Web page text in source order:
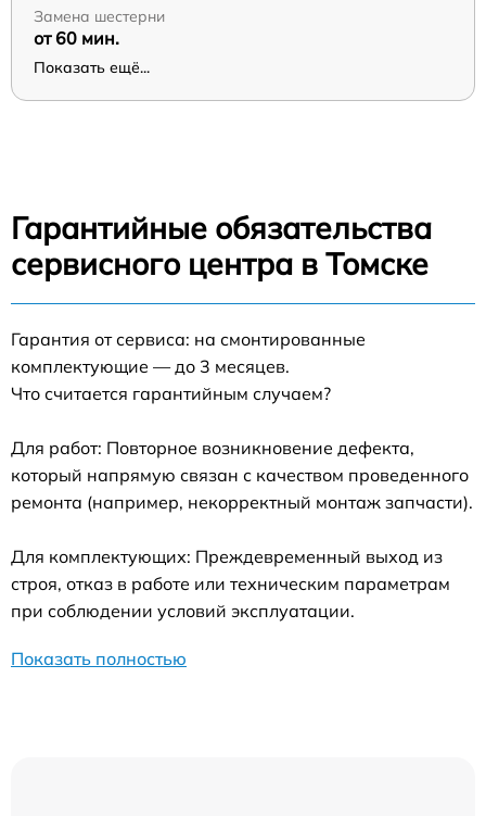
Замена шестерни
от 60 мин.
Показать ещё...
Гарантийные обязательства
сервисного центра в Томске
Гарантия от сервиса: на смонтированные
комплектующие — до 3 месяцев.
Что считается гарантийным случаем?
Для работ: Повторное возникновение дефекта,
который напрямую связан с качеством проведенного
ремонта (например, некорректный монтаж запчасти).
Для комплектующих: Преждевременный выход из
строя, отказ в работе или техническим параметрам
при соблюдении условий эксплуатации.
Показать полностью